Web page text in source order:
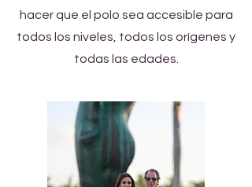
hacer que el polo sea accesible para
todos los niveles, todos los orígenes y
todas las edades.